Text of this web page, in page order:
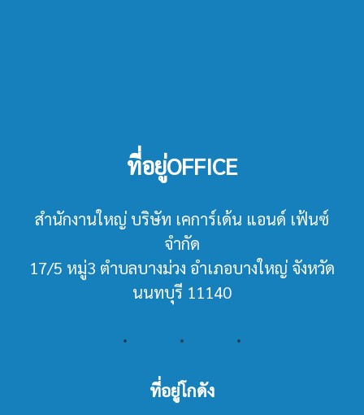
ที่อยู่OFFICE
สำนักงานใหญ่ บริษัท เคการ์เด้น แอนด์ เฟ้นซ์
จำกัด
17/5 หมู่3 ตำบลบางม่วง อำเภอบางใหญ่ จังหวัด
นนทบุรี 11140
ที่อยู่โกดัง